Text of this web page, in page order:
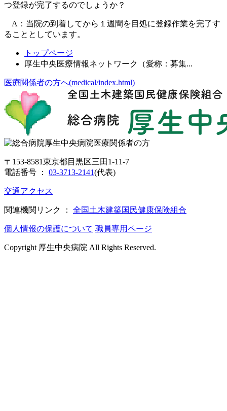
つ登録が完了するのでしょうか？
A：当院の到着してから１週間を目処に登録作業を完了す
ることとしています。
トップページ
厚生中央医療情報ネットワーク（愛称：募集...
医療関係者の方へ(medical/index.html)
〒153-8581東京都目黒区三田1-11-7
電話番号 ： 03-3713-2141(代表)
交通アクセス
関連機関リンク ： 全国土木建築国民健康保険組合
個人情報の保護について 職員専用ページ
Copyright 厚生中央病院 All Rights Reserved.